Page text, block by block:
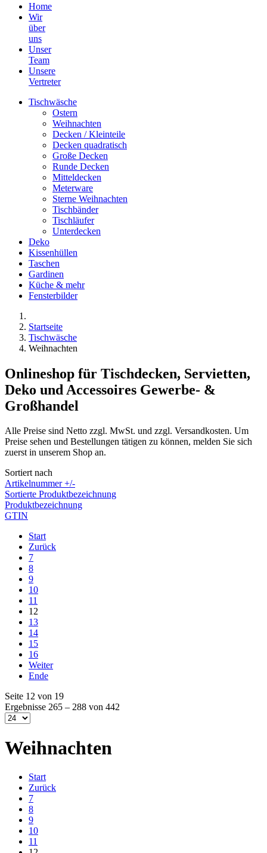
Home
Wir
über
uns
Unser
Team
Unsere
Vertreter
Tischwäsche
Ostern
Weihnachten
Decken / Kleinteile
Decken quadratisch
Große Decken
Runde Decken
Mitteldecken
Meterware
Sterne Weihnachten
Tischbänder
Tischläufer
Unterdecken
Deko
Kissenhüllen
Taschen
Gardinen
Küche & mehr
Fensterbilder
Startseite
Tischwäsche
Weihnachten
Onlineshop für Tischdecken, Servietten,
Deko und Accessoires Gewerbe- &
Großhandel
Alle Preise sind Netto zzgl. MwSt. und zzgl. Versandkosten. Um
Preise sehen und Bestellungen tätigen zu können, melden Sie sich
zuerst in unserem Shop an.
Sortiert nach
Artikelnummer +/-
Sortierte Produktbezeichnung
Produktbezeichnung
GTIN
Start
Zurück
7
8
9
10
11
12
13
14
15
16
Weiter
Ende
Seite 12 von 19
Ergebnisse 265 – 288 von 442
Weihnachten
Start
Zurück
7
8
9
10
11